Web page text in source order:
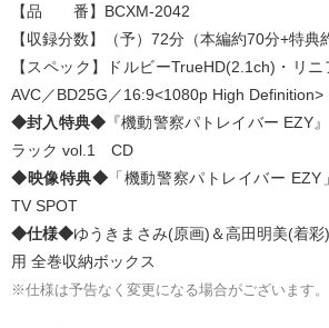
【品 番】BCXM-2042
【収録分数】（予）72分（本編約70分+特典
【スペック】ドルビーTrueHD(2.1ch)・リ
AVC／BD25G／16:9<1080p High Definition>
◆封入特典◆ 『機動警察パトレイバー EZY
ラック vol.1 CD
◆映像特典◆ 「機動警察パトレイバー
TV SPOT
◆仕様◆ゆうきまさみ(原画)＆高田明美(着
用 全巻収納ボックス
※仕様は予告なく変更になる場合がございます。